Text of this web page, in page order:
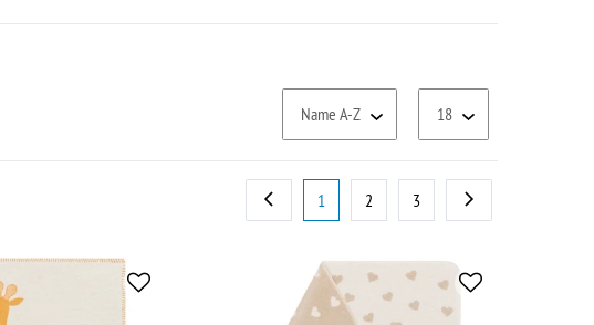
1 2 3